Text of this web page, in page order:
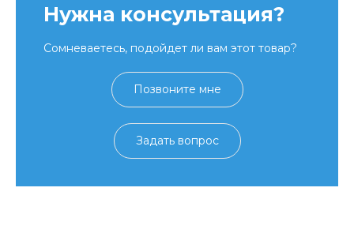
Нужна консультация?
Сомневаетесь, подойдет ли вам этот товар?
Позвоните мне
Задать вопрос